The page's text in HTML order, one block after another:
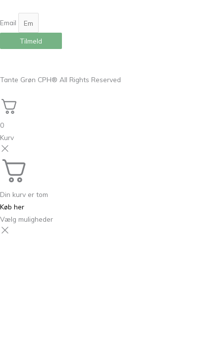
Email
Tilmeld
Tante Grøn CPH® All Rights Reserved
0
Kurv
Din kurv er tom
Køb her
Vælg muligheder